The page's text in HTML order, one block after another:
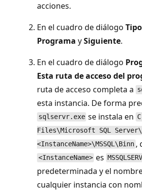
acciones.
En el cuadro de diálogo
Programa ySiguiente.
En el cuadro de diálogo
Esta ruta de acceso del
ruta de acceso completa a
esta instancia. De forma
sqlservr.exe se instala en
Files\Microsoft SQL
<InstanceName>\MSSQL\Binn ,
<InstanceName> es
predeterminada y el
cualquier instancia con